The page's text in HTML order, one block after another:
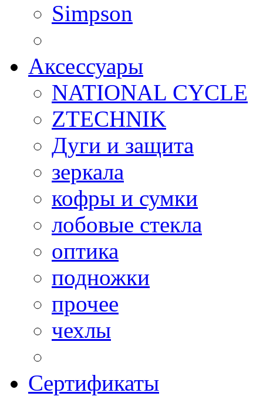
Simpson
Аксессуары
NATIONAL CYCLE
ZTECHNIK
Дуги и защита
зеркала
кофры и сумки
лобовые стекла
оптика
подножки
прочее
чехлы
Сертификаты